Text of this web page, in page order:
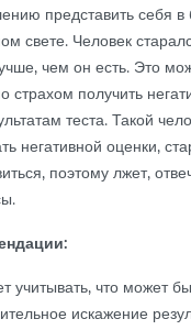
представить себя в
свете. Человек
чем он есть. Это
страхом получить
теста. Такой
негативной оценки,
поэтому лжет,
учитывать, что может
искажение